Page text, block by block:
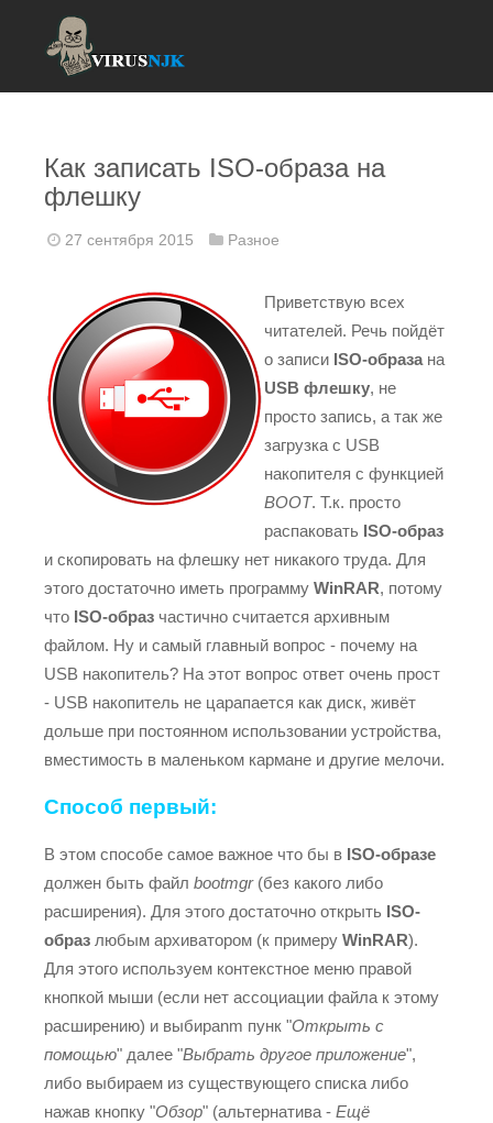
Как записать ISO-образа на
флешку
27 сентября 2015 Разное
Приветствую всех
читателей. Речь пойдёт
о записи ISO-образа на
USB флешку, не
просто запись, а так же
загрузка с USB
накопителя с функцией
BOOT. Т.к. просто
распаковать ISO-образ
и скопировать на флешку нет никакого труда. Для
этого достаточно иметь программу WinRAR, потому
что ISO-образ частично считается архивным
файлом. Ну и самый главный вопрос - почему на
USB накопитель? На этот вопрос ответ очень прост
- USB накопитель не царапается как диск, живёт
дольше при постоянном использовании устройства,
вместимость в маленьком кармане и другие мелочи.
Способ первый:
В этом способе самое важное что бы в ISO-образе
должен быть файл bootmgr(без какого либо
расширения). Для этого достаточно открыть ISO-
образ любым архиватором (к примеру WinRAR).
Для этого используем контекстное меню правой
кнопкой мыши (если нет ассоциации файла к этому
расширению) и выбираnm пунк "Открыть с
помощью" далее "Выбрать другое приложение",
либо выбираем из существующего списка либо
нажав кнопку "Обзор" (альтернатива - Ещё